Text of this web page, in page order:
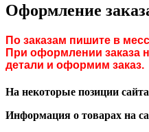
Оформление
По заказам пишите в
При оформлении заказа
детали и оформим
На некоторые позиции
Информация о товарах на